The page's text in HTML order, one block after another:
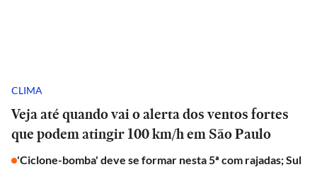
CLIMA
Veja até quando vai o alerta dos ventos fortes
que podem atingir 100 km/h em São Paulo
'Ciclone-bomba' deve se formar nesta 5ª com rajadas; Sul